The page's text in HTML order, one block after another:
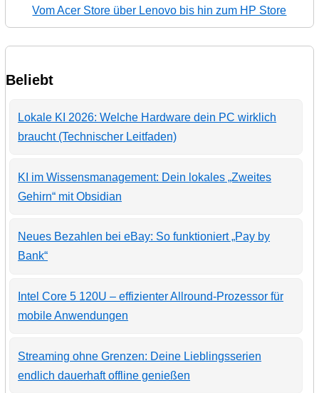
Vom Acer Store über Lenovo bis hin zum HP Store
Beliebt
Lokale KI 2026: Welche Hardware dein PC wirklich
braucht (Technischer Leitfaden)
KI im Wissensmanagement: Dein lokales „Zweites
Gehirn“ mit Obsidian
Neues Bezahlen bei eBay: So funktioniert „Pay by
Bank“
Intel Core 5 120U – effizienter Allround-Prozessor für
mobile Anwendungen
Streaming ohne Grenzen: Deine Lieblingsserien
endlich dauerhaft offline genießen